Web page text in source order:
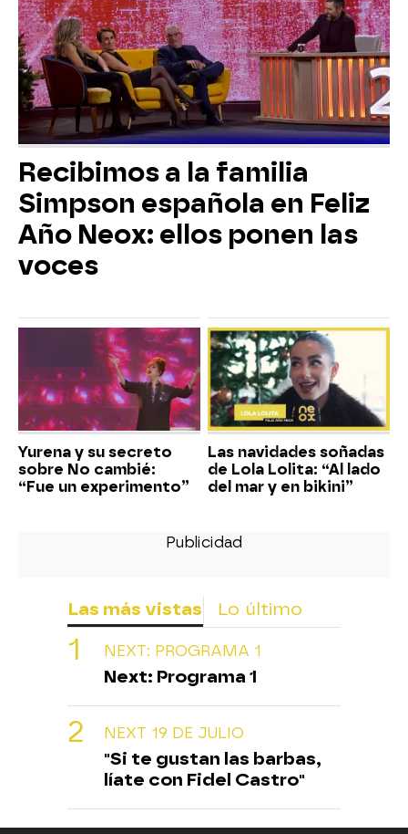
Recibimos a la familia
Simpson española en Feliz
Año Neox: ellos ponen las
voces
Yurena y su secreto
sobre No cambié:
“Fue un experimento”
Las navidades soñadas
de Lola Lolita: “Al lado
del mar y en bikini”
Las más vistas Lo último
NEXT: PROGRAMA 1
Next: Programa 1
NEXT 19 DE JULIO
"Si te gustan las barbas,
líate con Fidel Castro"